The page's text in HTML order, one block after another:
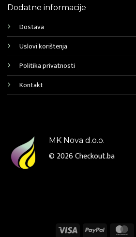
Dodatne informacije
Dostava
Uslovi korištenja
Politika privatnosti
Kontakt
MK Nova d.o.o.
© 2026Checkout.ba